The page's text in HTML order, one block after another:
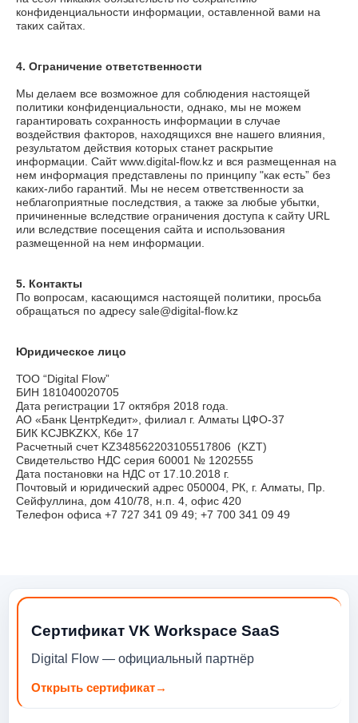
конфиденциальности информации, оставленной вами на
таких сайтах.
4. Ограничение ответственности
Мы делаем все возможное для соблюдения настоящей
политики конфиденциальности, однако, мы не можем
гарантировать сохранность информации в случае
воздействия факторов, находящихся вне нашего влияния,
результатом действия которых станет раскрытие
информации. Сайтwww.digital-flow.kz и вся размещенная на
нем информация представлены по принципу "как есть” без
каких-либо гарантий. Мы не несем ответственности за
неблагоприятные последствия, а также за любые убытки,
причиненные вследствие ограничения доступа к сайту URL
или вследствие посещения сайта и использования
размещенной на нем информации.
5. Контакты
По вопросам, касающимся настоящей политики, просьба
обращаться по адресу sale@digital-flow.kz
Юридическое лицо
ТОО “Digital Flow”
БИН 181040020705
Дата регистрации 17 октября 2018 года.
АО «Банк ЦентрКедит», филиал г. Алматы ЦФО-37
БИК KCJBKZKX, Кбе 17
Расчетный счет KZ348562203105517806 (KZT)
Свидетельство НДС серия 60001 № 1202555
Дата постановки на НДС от 17.10.2018 г.
Почтовый и юридический адрес 050004, РК, г. Алматы, Пр.
Сейфуллина, дом 410/78, н.п. 4, офис 420
Телефон офиса +7 727 341 09 49; +7 700 341 09 49
Сертификат VK Workspace SaaS
Digital Flow — официальный партнёр
Открыть сертификат→